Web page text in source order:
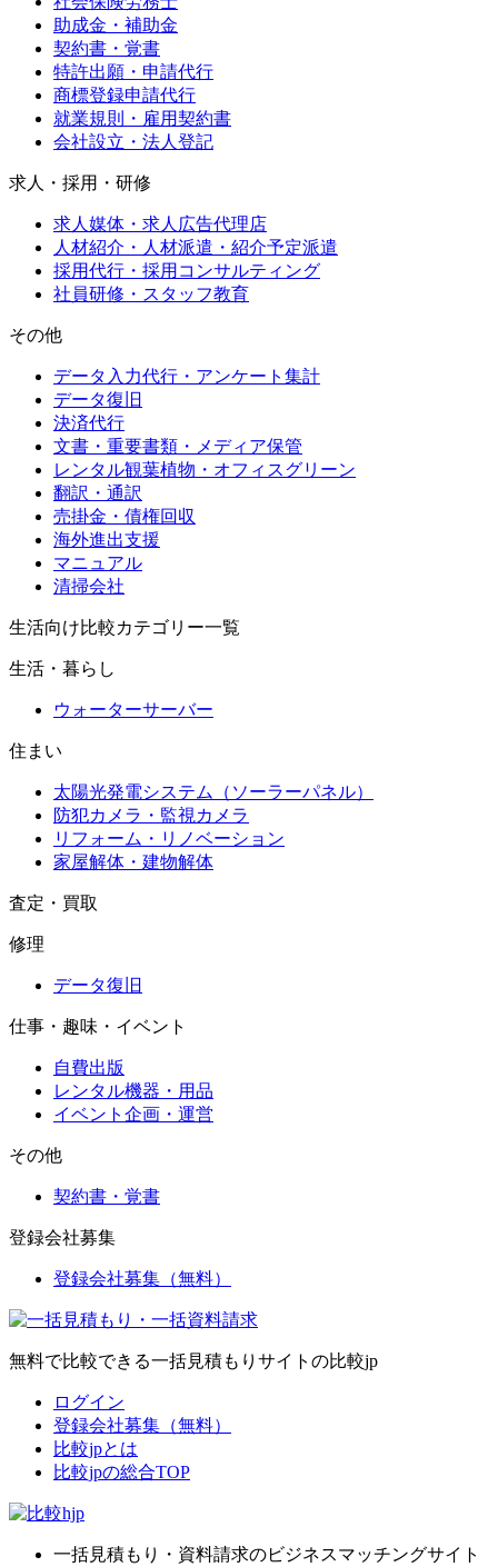
助成金・補助金
契約書・覚書
特許出願・申請代行
商標登録申請代行
就業規則・雇用契約書
会社設立・法人登記
求人・採用・研修
求人媒体・求人広告代理店
人材紹介・人材派遣・紹介予定派遣
採用代行・採用コンサルティング
社員研修・スタッフ教育
その他
データ入力代行・アンケート集計
データ復旧
決済代行
文書・重要書類・メディア保管
レンタル観葉植物・オフィスグリーン
翻訳・通訳
売掛金・債権回収
海外進出支援
マニュアル
清掃会社
生活向け比較カテゴリー一覧
生活・暮らし
ウォーターサーバー
住まい
太陽光発電システム（ソーラーパネル）
防犯カメラ・監視カメラ
リフォーム・リノベーション
家屋解体・建物解体
査定・買取
修理
データ復旧
仕事・趣味・イベント
自費出版
レンタル機器・用品
イベント企画・運営
その他
契約書・覚書
登録会社募集
登録会社募集（無料）
無料で比較できる一括見積もりサイトの比較jp
ログイン
登録会社募集（無料）
比較jpとは
比較jpの総合TOP
一括見積もり・資料請求のビジネスマッチングサイト